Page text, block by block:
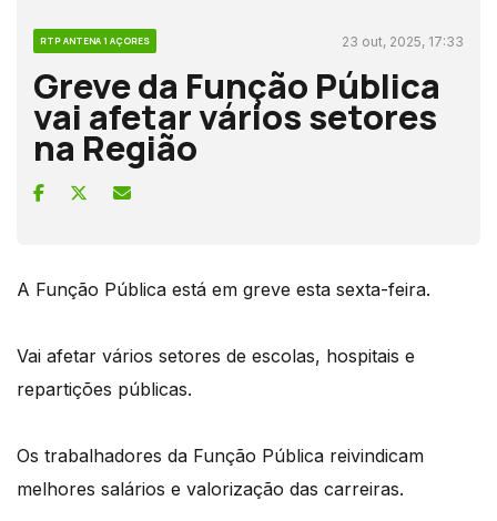
RTP ANTENA 1 AÇORES 23 out, 2025, 17:33
Greve da Função Pública
vai afetar vários setores
na Região
A Função Pública está em greve esta sexta-feira.
Vai afetar vários setores de escolas, hospitais e
repartições públicas.
Os trabalhadores da Função Pública reivindicam
melhores salários e valorização das carreiras.